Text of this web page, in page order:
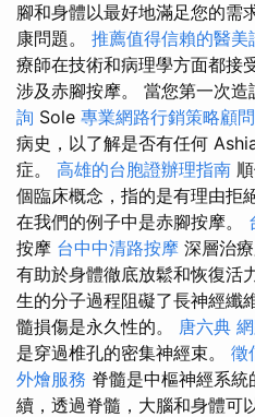
腳和身體以最好地滿足您的需
康問題。 推薦值得信賴的醫美
療師在技術和病理學方面都接
涉及赤腳按摩。 當您第一次
詢 Sole 專業網路行銷策略顧問
病史，以了解是否有任何
症。 高雄的台胞證辦理指南
個臨床概念，指的是有理由
在我們的例子中是赤腳按摩。
按摩 台中中清路按摩 深層治
有助於身體徹底放鬆和恢復活
生的分子過程阻礙了長神經纖
髓損傷是永久性的。 唐六典
是穿過椎孔的密集神經束。 徵
外燴服務 脊髓是中樞神經系
續，透過脊髓，大腦和身體可